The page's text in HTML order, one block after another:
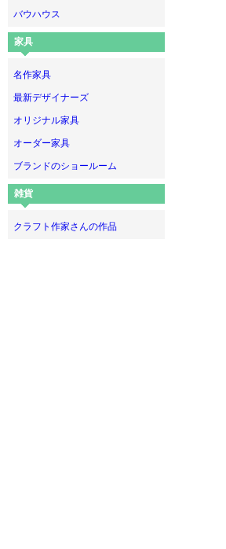
バウハウス
家具
名作家具
最新デザイナーズ
オリジナル家具
オーダー家具
ブランドのショールーム
雑貨
クラフト作家さんの作品